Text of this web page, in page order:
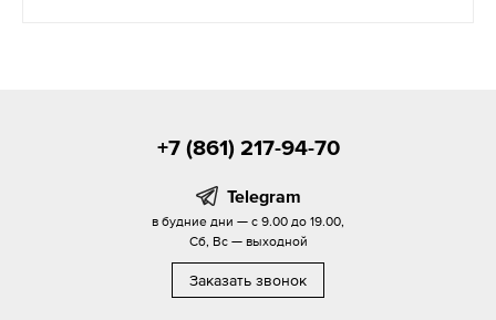
+7 (861) 217-94-70
Telegram
в будние дни — с 9.00 до 19.00,
Сб, Вс — выходной
Заказать звонок